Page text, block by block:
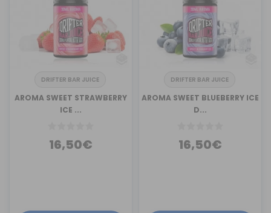
DRIFTER BAR JUICE
AROMA SWEET STRAWBERRY
ICE ...
16,50€
DRIFTER BAR JUICE
AROMA SWEET BLUEBERRY ICE
D...
16,50€